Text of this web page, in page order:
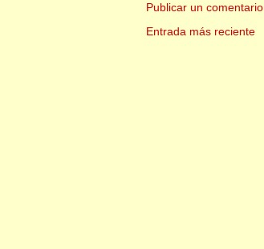
Publicar un comentario
Entrada más reciente